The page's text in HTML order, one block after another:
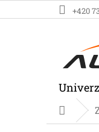
na
+420
Domů